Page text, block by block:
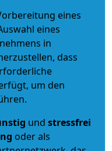
eines
eines
in
dass
um den
und stressfrei
oder als